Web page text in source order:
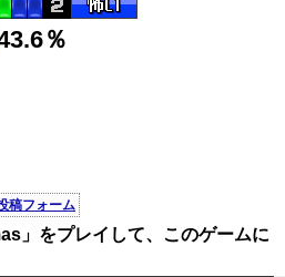
％
稿フォーム
」をプレイして、このゲームに